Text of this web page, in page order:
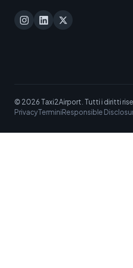
© 2026 Taxi2Airport. Tutti i diritti
PrivacyTerminiResponsible